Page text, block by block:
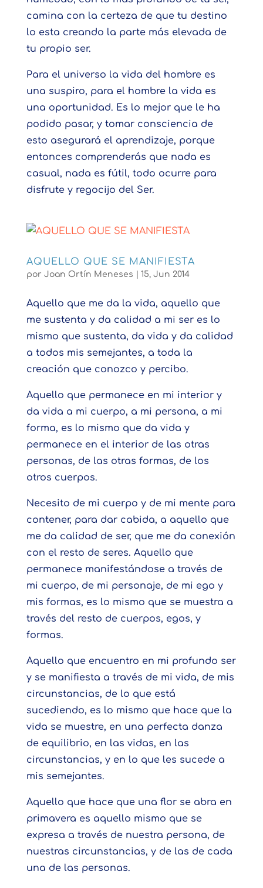
camina con la certeza de que tu destino
lo esta creando la parte más elevada de
tu propio ser.
Para el universo la vida del hombre es
una suspiro, para el hombre la vida es
una oportunidad. Es lo mejor que le ha
podido pasar, y tomar consciencia de
esto asegurará el aprendizaje, porque
entonces comprenderás que nada es
casual, nada es fútil, todo ocurre para
disfrute y regocijo del Ser.
AQUELLO QUE SE MANIFIESTA
por Joan Ortín Meneses 15, Jun 2014
Aquello que me da la vida, aquello que
me sustenta y da calidad a mi ser es lo
mismo que sustenta, da vida y da calidad
a todos mis semejantes, a toda la
creación que conozco y percibo.
Aquello que permanece en mi interior y
da vida a mi cuerpo, a mi persona, a mi
forma, es lo mismo que da vida y
permanece en el interior de las otras
personas, de las otras formas, de los
otros cuerpos.
Necesito de mi cuerpo y de mi mente para
contener, para dar cabida, a aquello que
me da calidad de ser, que me da conexión
con el resto de seres. Aquello que
permanece manifestándose a través de
mi cuerpo, de mi personaje, de mi ego y
mis formas, es lo mismo que se muestra a
través del resto de cuerpos, egos, y
formas.
Aquello que encuentro en mi profundo ser
y se manifiesta a través de mi vida, de mis
circunstancias, de lo que está
sucediendo, es lo mismo que hace que la
vida se muestre, en una perfecta danza
de equilibrio, en las vidas, en las
circunstancias, y en lo que les sucede a
mis semejantes.
Aquello que hace que una flor se abra en
primavera es aquello mismo que se
expresa a través de nuestra persona, de
nuestras circunstancias, y de las de cada
una de las personas.